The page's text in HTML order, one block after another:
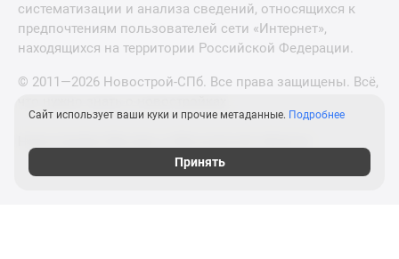
систематизации и анализа сведений, относящихся к
предпочтениям пользователей сети «Интернет»,
находящихся на территории Российской Федерации.
© 2011—2026 Новострой-СПб. Все права защищены. Всё,
Сайт использует ваши куки и прочие метаданные. Подробнее
Принять